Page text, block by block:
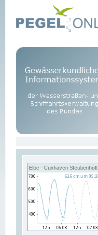
Elbe - Cuxhaven Steubenhöft